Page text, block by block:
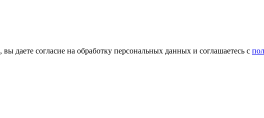
, вы даете согласие на обработку персональных данных и соглашаетесь с